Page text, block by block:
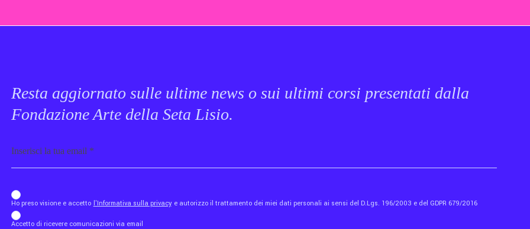
Resta aggiornato sulle ultime news o sui ultimi corsi presentati dalla
Fondazione Arte della Seta Lisio.
b_b43a7bd9734c7124b3be52921_1911023b36
Ho preso visione e accetto l'Informativa sulla privacy e autorizzo il trattamento dei miei dati personali ai sensi del D.Lgs. 196/2003 e del GDPR 679/2016
Accetto di ricevere comunicazioni via email